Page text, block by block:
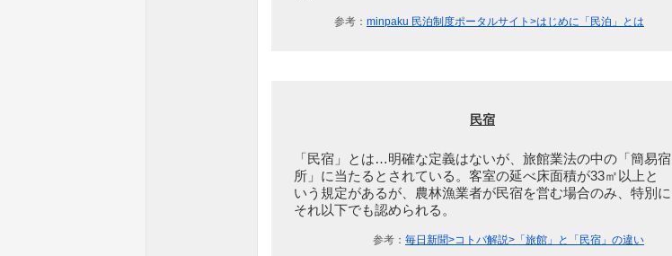
参考： minpaku 民泊制度ポータルサイト>はじめに「民泊」とは
民宿
「民宿」とは…明確な定義はないが、旅館業法の中の「簡易宿
所」に当たるとされている。客室の延べ床面積が33㎡以上と
いう規定があるが、農林漁業者が民宿を営む場合のみ、特別に
それ以下でも認められる。
参考： 毎日新聞>コトバ解説>「旅館」と「民宿」の違い